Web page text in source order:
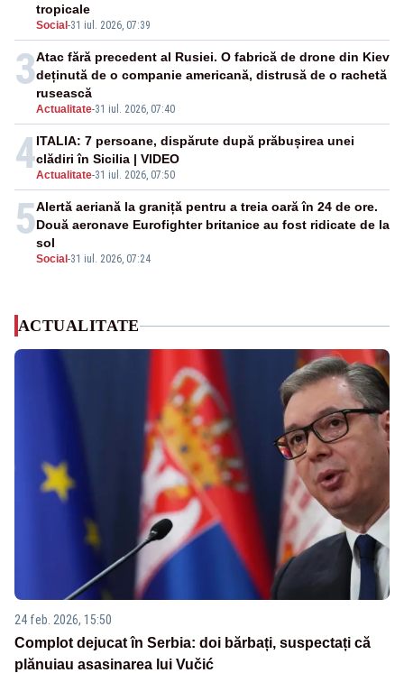
Social -31 iul. 2026, 07:39
tropicale
3
Actualitate-31 iul. 2026, 07:40
Atac fără precedent al Rusiei. O fabrică de drone din Kiev
deținută de o companie americană, distrusă de o rachetă
rusească
4Actualitate-31 iul. 2026, 07:50
ITALIA: 7 persoane, dispărute după prăbușirea unei
clădiri în Sicilia | VIDEO
5
Social -31 iul. 2026, 07:24
Alertă aeriană la graniță pentru a treia oară în 24 de ore.
Două aeronave Eurofighter britanice au fost ridicate de la
sol
ACTUALITATE
24 feb. 2026, 15:50
Complot dejucat în Serbia: doi bărbați, suspectați că
plănuiau asasinarea lui Vučić